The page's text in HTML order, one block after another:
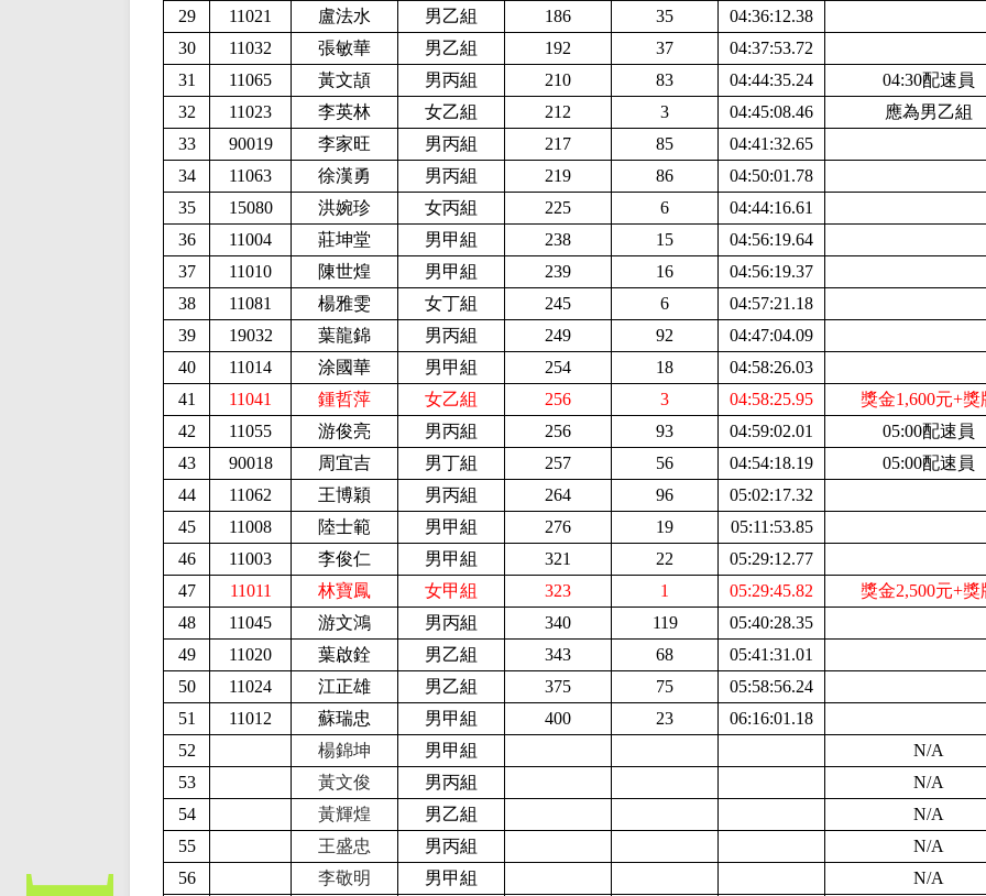
29
11021 盧法水 男乙組 186 35
04:36:12.38
30
11032 張敏華 男乙組 192 37
04:37:53.72
31
11065 黃文頡 男丙組 210 83 04:44:35.24 04:30配速員
32
11023 李英林 女乙組 212 3 04:45:08.46
應為男乙組
33
90019 李家旺 男丙組 217 85
04:41:32.65
34
11063 徐漢勇 男丙組 219 86
04:50:01.78
35
15080 洪婉珍 女丙組 225 6
04:44:16.61
36
11004 莊坤堂 男甲組 238 15
04:56:19.64
37
11010 陳世煌 男甲組 239 16
04:56:19.37
38
11081 楊雅雯 女丁組 245 6
04:57:21.18
39
19032 葉龍錦 男丙組 249 92
04:47:04.09
40
11014 涂國華 男甲組 254 18
04:58:26.03
41
11041 鍾哲萍 女乙組 256 3 04:58:25.95
獎金1,600元+獎
42
11055 游俊亮 男丙組 256 93 04:59:02.01 05:00配速員
43
90018 周宜吉 男丁組 257 56 04:54:18.19 05:00配速員
44
11062 王博穎 男丙組 264 96
05:02:17.32
45
11008 陸士範 男甲組 276 19
05:11:53.85
46
11003 李俊仁 男甲組 321 22
05:29:12.77
47
11011 林寶鳳 女甲組 323 1 05:29:45.82
獎金2,500元+獎
48
11045 游文鴻 男丙組 340 119
05:40:28.35
49
11020 葉啟銓 男乙組 343 68
05:41:31.01
50
11024 江正雄 男乙組 375 75
05:58:56.24
51
11012 蘇瑞忠 男甲組 400 23
06:16:01.18
52
楊錦坤 男甲組
N/A
53
黃文俊 男丙組
N/A
54
黃輝煌 男乙組
N/A
55
王盛忠 男丙組
N/A
56
李敬明 男甲組
N/A